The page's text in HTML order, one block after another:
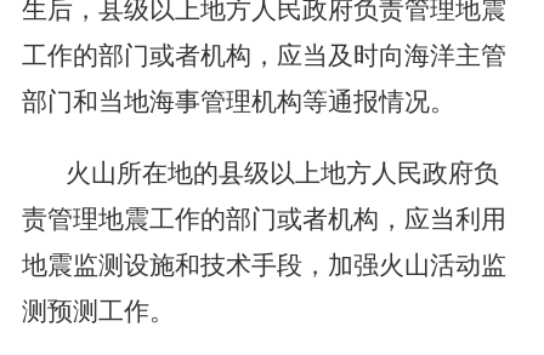
生后，县级以上地方人民政府负责管理地震
工作的部门或者机构，应当及时向海洋主管
部门和当地海事管理机构等通报情况。
火山所在地的县级以上地方人民政府负
责管理地震工作的部门或者机构，应当利用
地震监测设施和技术手段，加强火山活动监
测预测工作。